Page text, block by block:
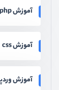
آموزش php
آموزش css
آموزش